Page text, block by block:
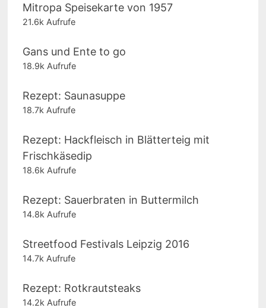
Mitropa Speisekarte von 1957
21.6k Aufrufe
Gans und Ente to go
18.9k Aufrufe
Rezept: Saunasuppe
18.7k Aufrufe
Rezept: Hackfleisch in Blätterteig mit
Frischkäsedip
18.6k Aufrufe
Rezept: Sauerbraten in Buttermilch
14.8k Aufrufe
Streetfood Festivals Leipzig 2016
14.7k Aufrufe
Rezept: Rotkrautsteaks
14.2k Aufrufe